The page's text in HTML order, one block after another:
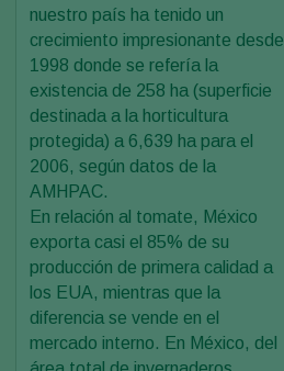
nuestro país ha tenido un
crecimiento impresionante desde
1998 donde se refería la
existencia de 258 ha (superficie
destinada a la horticultura
protegida) a 6,639 ha para el
2006, según datos de la
AMHPAC.
En relación al tomate, México
exporta casi el 85% de su
producción de primera calidad a
los EUA, mientras que la
diferencia se vende en el
mercado interno. En México, del